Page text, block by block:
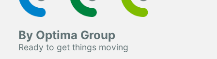
By Optima Group
Ready to get things moving